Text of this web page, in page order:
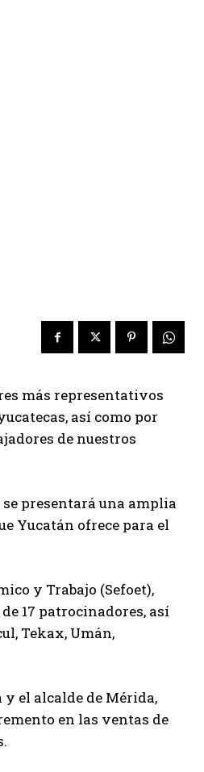
más representativos
así como por
de nuestros
se presentará una amplia
Yucatán ofrece para el
y Trabajo (Sefoet),
17 patrocinadores, así
Tekax, Umán,
el alcalde de Mérida,
en las ventas de